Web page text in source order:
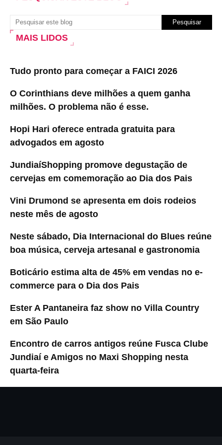
MAIS LIDOS
Tudo pronto para começar a FAICI 2026
O Corinthians deve milhões a quem ganha
milhões. O problema não é esse.
Hopi Hari oferece entrada gratuita para
advogados em agosto
JundiaíShopping promove degustação de
cervejas em comemoração ao Dia dos Pais
Vini Drumond se apresenta em dois rodeios
neste mês de agosto
Neste sábado, Dia Internacional do Blues reúne
boa música, cerveja artesanal e gastronomia
Boticário estima alta de 45% em vendas no e-
commerce para o Dia dos Pais
Ester A Pantaneira faz show no Villa Country
em São Paulo
Encontro de carros antigos reúne Fusca Clube
Jundiaí e Amigos no Maxi Shopping nesta
quarta-feira